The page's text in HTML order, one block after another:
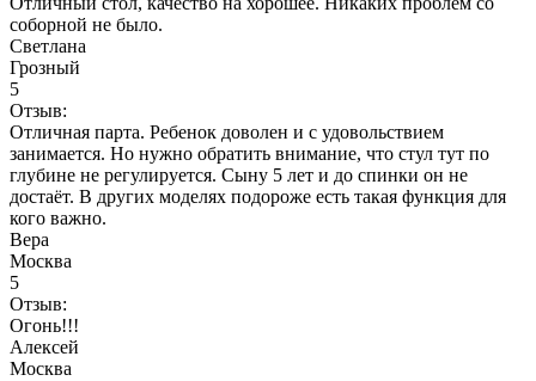
соборной не было.
Светлана
Грозный
5
Отзыв:
Отличная парта. Ребенок доволен и с удовольствием
занимается. Но нужно обратить внимание, что стул тут по
глубине не регулируется. Сыну 5 лет и до спинки он не
достаёт. В других моделях подороже есть такая функция для
кого важно.
Вера
Москва
5
Отзыв:
Огонь!!!
Алексей
Москва